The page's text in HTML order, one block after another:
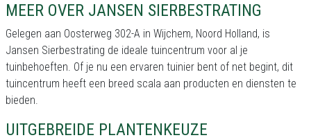
MEER OVER JANSEN SIERBESTRATING
Gelegen aan Oosterweg 302-A in Wijchem, Noord Holland, is
Jansen Sierbestrating de ideale tuincentrum voor al je
tuinbehoeften. Of je nu een ervaren tuinier bent of net begint, dit
tuincentrum heeft een breed scala aan producten en diensten te
bieden.
UITGEBREIDE PLANTENKEUZE